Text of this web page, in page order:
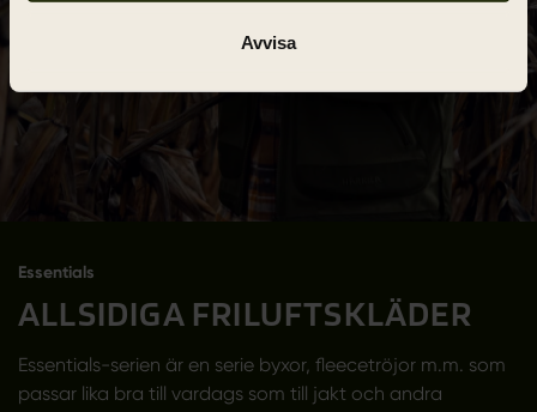
Avvisa
Essentials
ALLSIDIGA FRILUFTSKLÄDER
Essentials-serien är en serie byxor, fleecetröjor m.m. som
passar lika bra till vardags som till jakt och andra